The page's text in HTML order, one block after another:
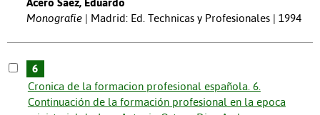
Monografie
Madrid: Ed. Technicas y Profesionales | 1994
6
Cronica de la formacion profesional española. 6.
Continuación de la formación profesional en la epoca